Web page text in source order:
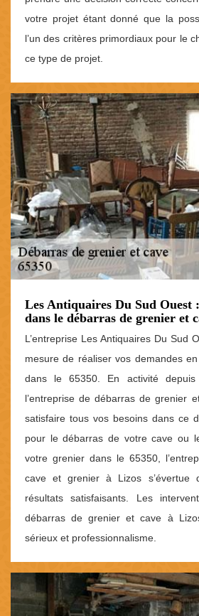
votre projet étant donné que la
l’un des critères primordiaux pour le
ce type de projet.
Les Antiquaires Du Sud Ouest
dans le débarras de grenier et
L’entreprise Les Antiquaires Du Sud
mesure de réaliser vos demandes
dans le 65350. En activité depuis
l’entreprise de débarras de grenier
satisfaire tous vos besoins dans ce
pour le débarras de votre cave ou
votre grenier dans le 65350,
cave et grenier à Lizos s’évertue
résultats satisfaisants. Les
débarras de grenier et cave à
sérieux et professionnalisme.